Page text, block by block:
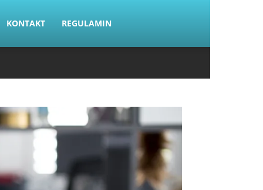
KONTAKT REGULAMIN